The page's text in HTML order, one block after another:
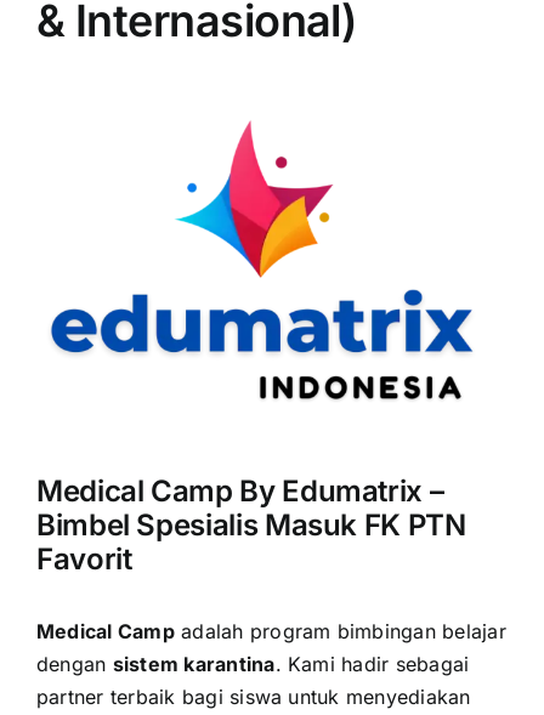
& Internasional)
Medical Camp By Edumatrix –
Bimbel Spesialis Masuk FK PTN
Favorit
Medical Campadalah program bimbingan belajar
dengan sistem karantina. Kami hadir sebagai
partner terbaik bagi siswa untuk menyediakan